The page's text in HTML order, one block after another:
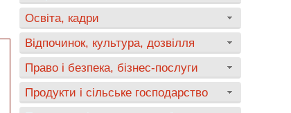
Освіта, кадри
Відпочинок, культура, дозвілля
Право і безпека, бізнес-послуги
Продукти і сільське господарство